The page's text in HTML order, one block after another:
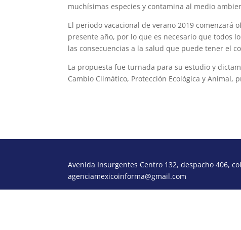
muchísimas especies y contamina al medio
El periodo vacacional de verano 2019
presente año, por lo que es necesario que todos
las consecuencias a la salud que puede tener el
La propuesta fue turnada para su estudio y
Cambio Climático, Protección Ecológica y Animal,
Avenida Insurgentes Centro 132, despacho 406,
agenciamexicoinforma@gmail.com